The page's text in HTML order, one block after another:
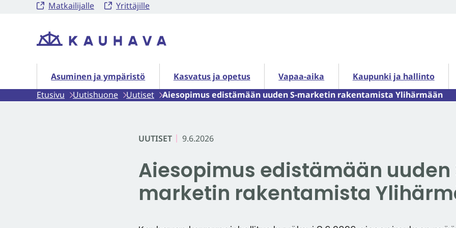
SiirryMatkailijalle Yrittäjille
Etusivu
Asuminen ja ympäristö
Asuminen ja ympäristö alasivut Kasvatus ja opetus
Kasvatus ja opetus alasivut Vapaa-aika
Vapaa-aika alasivutKaupunki ja hallinto
Kaupunki ja hallinto alasivut
Etusivu
Uutishuone Uutiset Aiesopimus edistämään uuden S-marketin rakentamista Ylihärmään
UUTISET 9.6.2026
Aiesopimus edistämään uuden
marketin rakentamista